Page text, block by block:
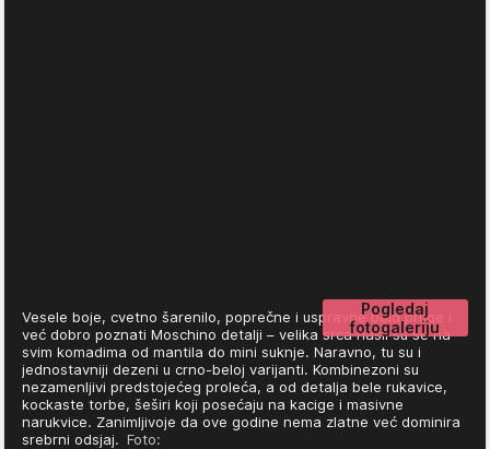
Pogledaj
fotogaleriju
Vesele boje, cvetno šarenilo, poprečne i uspravne bold pruge i
već dobro poznati Moschino detalji – velika srca našli su se na
svim komadima od mantila do mini suknje. Naravno, tu su i
jednostavniji dezeni u crno-beloj varijanti. Kombinezoni su
nezamenljivi predstojećeg proleća, a od detalja bele rukavice,
kockaste torbe, šeširi koji posećaju na kacige i masivne
narukvice. Zanimljivoje da ove godine nema zlatne već dominira
srebrni odsjaj. Foto: